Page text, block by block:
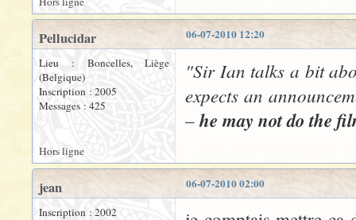
06-07-2010 12:20
Pellucidar
Lieu : Boncelles, Liège
(Belgique)
Inscription : 2005
Messages : 425
"Sir Ian talks a bit
expects an
–he may not do the
Hors ligne
06-07-2010 02:00
jean
Inscription : 2002